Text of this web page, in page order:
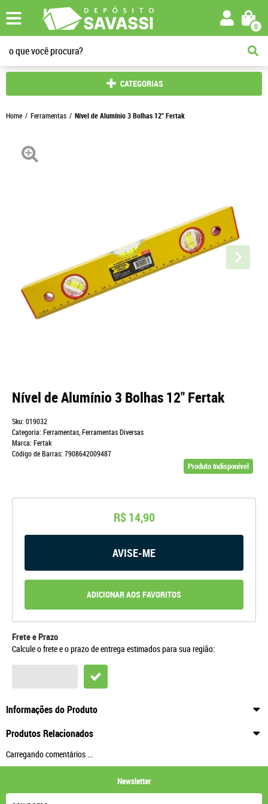
0
CATEGORIAS
Home Ferramentas Nível de Alumínio 3 Bolhas 12" Fertak
Nível de Alumínio 3 Bolhas 12" Fertak
Sku: 019032
Categoria: Ferramentas,Ferramentas Diversas
Marca: Fertak
Código de Barras: 7908642009487
Produto Indisponível
R$ 14,90
AVISE-ME
ADICIONAR AOS FAVORITOS
Frete e Prazo
Calcule o frete e o prazo de entrega estimados para sua região:
Informações do Produto
Produtos Relacionados
Carregando comentários ...
Newsletter